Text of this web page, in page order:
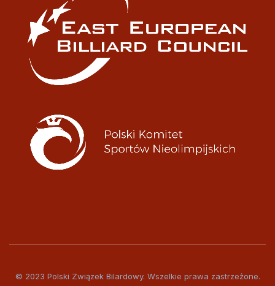
© 2023 Polski Związek Bilardowy. Wszelkie prawa zastrzeżone.